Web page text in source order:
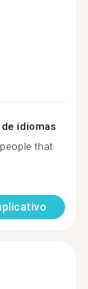
idiomas
that